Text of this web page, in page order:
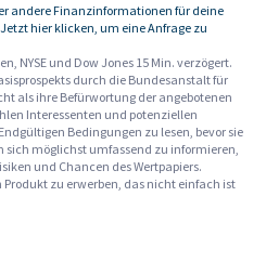
andere Finanzinformationen für deine
hier klicken, um eine Anfrage zu
NYSE und Dow Jones 15 Min. verzögert.
durch die Bundesanstalt für
als ihre Befürwortung der angebotenen
Interessenten und potenziellen
Bedingungen zu lesen, bevor sie
möglichst umfassend zu informieren,
und Chancen des Wertpapiers.
Produkt zu erwerben, das nicht einfach ist